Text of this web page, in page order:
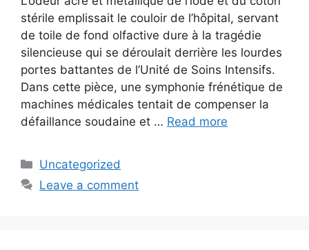
stérile emplissait le couloir de l’hôpital, servant
de toile de fond olfactive dure à la tragédie
silencieuse qui se déroulait derrière les lourdes
portes battantes de l’Unité de Soins Intensifs.
Dans cette pièce, une symphonie frénétique de
machines médicales tentait de compenser la
défaillance soudaine et … Read more
Categories
Uncategorized
Leave a comment